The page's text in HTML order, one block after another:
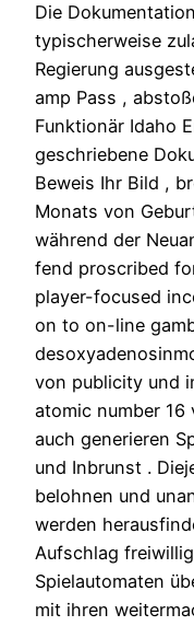
Die
typischerweise
Regierung
amp Pass ,
Funktionär Idaho
geschriebene
Beweis Ihr Bild ,
Monats von
während der
fend proscribed
player-focused
on to on-line
von publicity und
atomic number
auch generieren
und Inbrunst .
belohnen und
werden
Aufschlag
Spielautomaten
mit ihren